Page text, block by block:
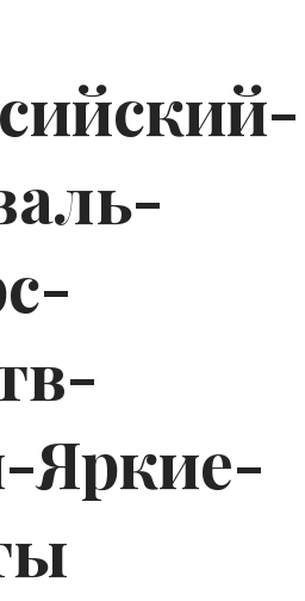
Яркие-